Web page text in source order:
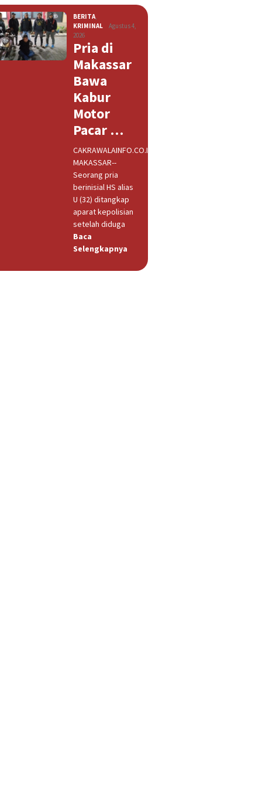
BERITA
KRIMINAL
Agustus 4,
2026
Pria di
Makassar
Bawa
Kabur
Motor
Pacar …
CAKRAWALAINFO.CO.ID,
MAKASSAR--
Seorang pria
berinisial HS alias
U (32) ditangkap
aparat kepolisian
setelah diduga
Baca
Selengkapnya